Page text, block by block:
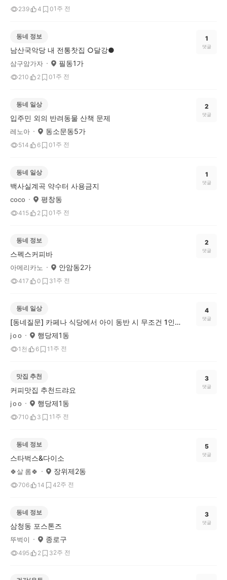
239 4 01주 전
동네 정보
남산국악당 내 전통찻집 ○달강●
삼구암가자 필동1가
210 2 01주 전
1
댓글
동네 일상
입주민 외의 반려동물 산책 문제
레노아 동소문동5가
514 6 01주 전
2
댓글
동네 일상
백사실계곡 약수터 사용금지
coco 평창동
415 2 01주 전
1
댓글
동네 정보
스펙스커피바
아메리카노 안암동2가
417 0 31주 전
2
댓글
동네 일상
[동네질문] 카페나 식당에서 아이 동반 시 무조건 1인 1메뉴, 이건 문제다 vs 괜찮다?
j o o 행당제1동
1천 6 1 1주 전
4
댓글
맛집 추천
커피맛집 추천드랴요
j o o 행당제1동
710 3 1 1주 전
3
댓글
동네 정보
스타벅스&다이소
🍀살 롬🍀 장위제2동
706 14 42주 전
5
댓글
동네 정보
삼청동 포스톤즈
뚜벅이 종로구
495 2 32주 전
3
댓글